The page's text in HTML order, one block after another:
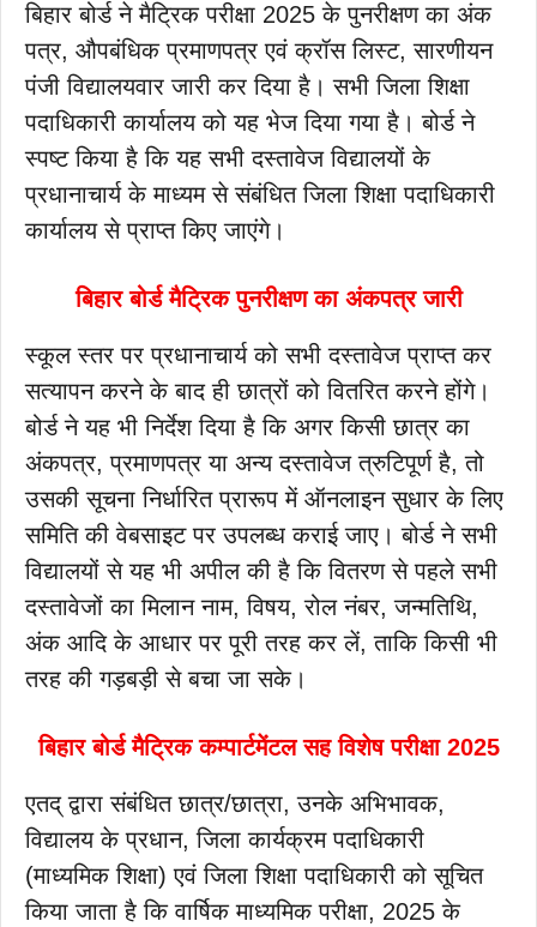
बिहार बोर्ड ने मैट्रिक परीक्षा 2025 के पुनरीक्षण का अंक
पत्र, औपबंधिक प्रमाणपत्र एवं क्रॉस लिस्ट, सारणीयन
पंजी विद्यालयवार जारी कर दिया है। सभी जिला शिक्षा
पदाधिकारी कार्यालय को यह भेज दिया गया है। बोर्ड ने
स्पष्ट किया है कि यह सभी दस्तावेज विद्यालयों के
प्रधानाचार्य के माध्यम से संबंधित जिला शिक्षा पदाधिकारी
कार्यालय से प्राप्त किए जाएंगे।
बिहार बोर्ड मैट्रिक पुनरीक्षण का अंकपत्र जारी
स्कूल स्तर पर प्रधानाचार्य को सभी दस्तावेज प्राप्त कर
सत्यापन करने के बाद ही छात्रों को वितरित करने होंगे।
बोर्ड ने यह भी निर्देश दिया है कि अगर किसी छात्र का
अंकपत्र, प्रमाणपत्र या अन्य दस्तावेज त्रुटिपूर्ण है, तो
उसकी सूचना निर्धारित प्रारूप में ऑनलाइन सुधार के लिए
समिति की वेबसाइट पर उपलब्ध कराई जाए। बोर्ड ने सभी
विद्यालयों से यह भी अपील की है कि वितरण से पहले सभी
दस्तावेजों का मिलान नाम, विषय, रोल नंबर, जन्मतिथि,
अंक आदि के आधार पर पूरी तरह कर लें, ताकि किसी भी
तरह की गड़बड़ी से बचा जा सके।
बिहार बोर्ड मैट्रिक कम्पार्टमेंटल सह विशेष परीक्षा 2025
एतद् द्वारा संबंधित छात्र/छात्रा, उनके अभिभावक,
विद्यालय के प्रधान, जिला कार्यक्रम पदाधिकारी
(माध्यमिक शिक्षा) एवं जिला शिक्षा पदाधिकारी को सूचित
किया जाता है कि वार्षिक माध्यमिक परीक्षा, 2025 के